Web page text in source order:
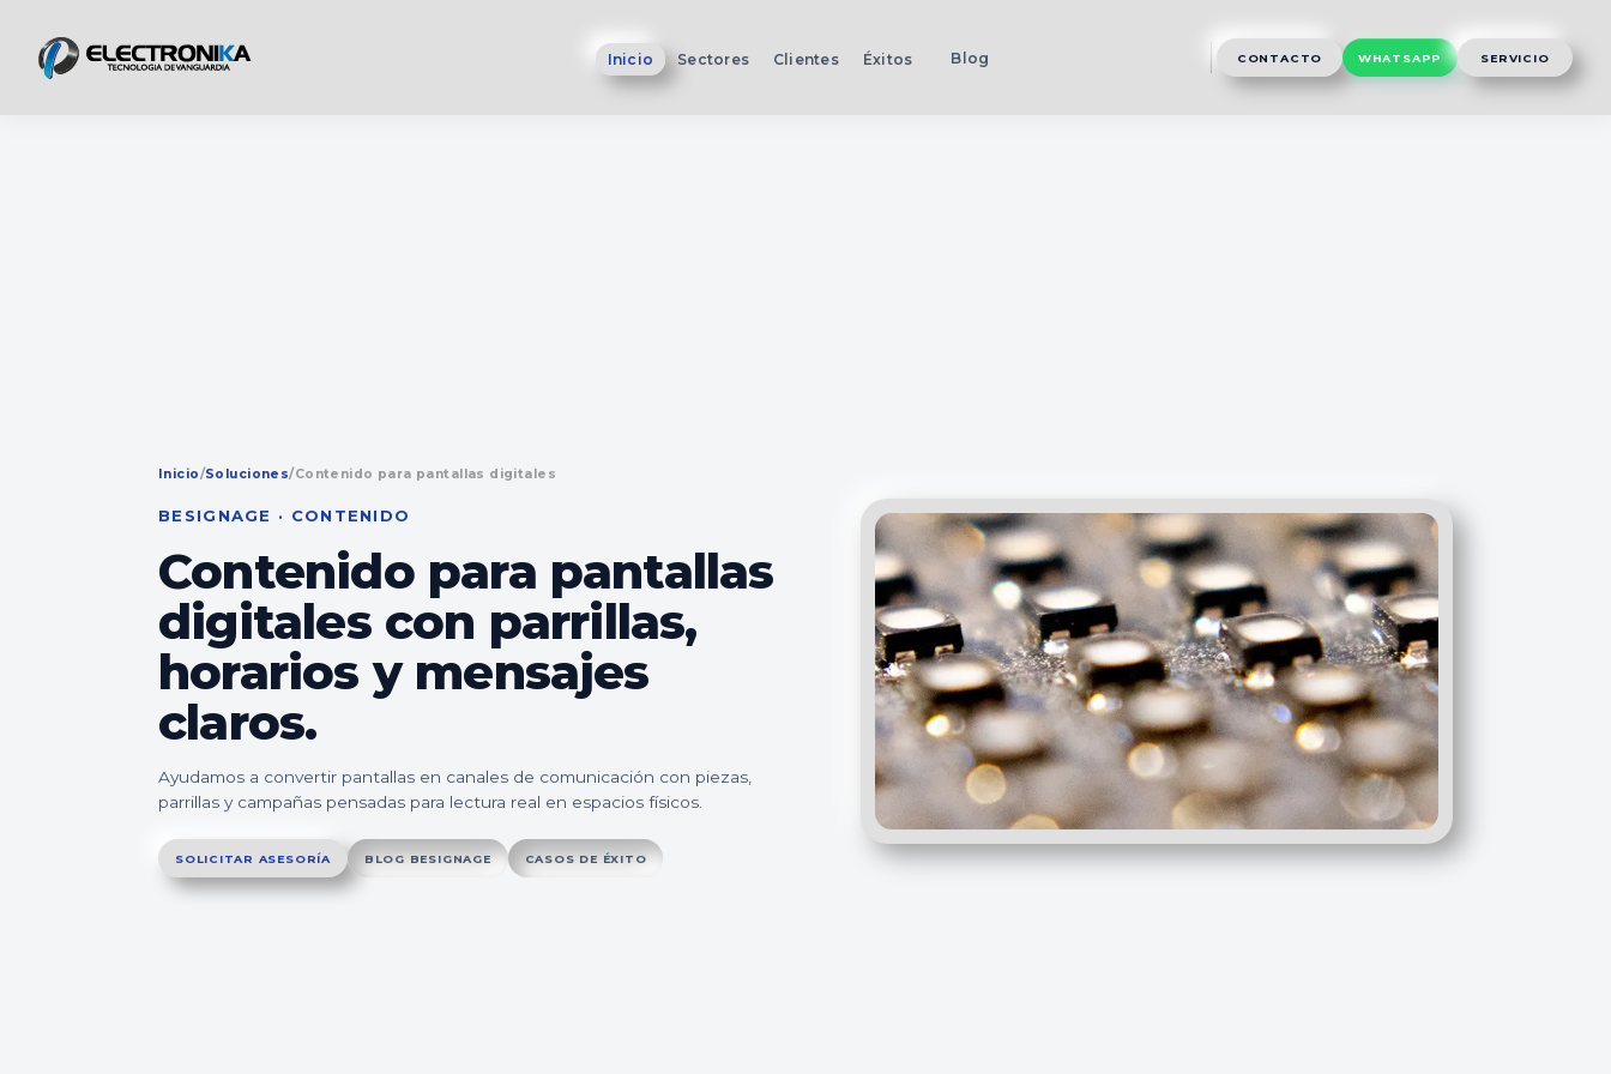
Inicio Sectores Clientes Éxitos Blog CONTACTO WHATSAPP SERVICIO
Inicio/Soluciones/Contenido para pantallas digitales
BESIGNAGE · CONTENIDO
Contenido para pantallas
digitales con parrillas,
horarios y mensajes
claros.
Ayudamos a convertir pantallas en canales de comunicación con piezas,
parrillas y campañas pensadas para lectura real en espacios físicos.
SOLICITAR ASESORÍA BLOG BESIGNAGE CASOS DE ÉXITO